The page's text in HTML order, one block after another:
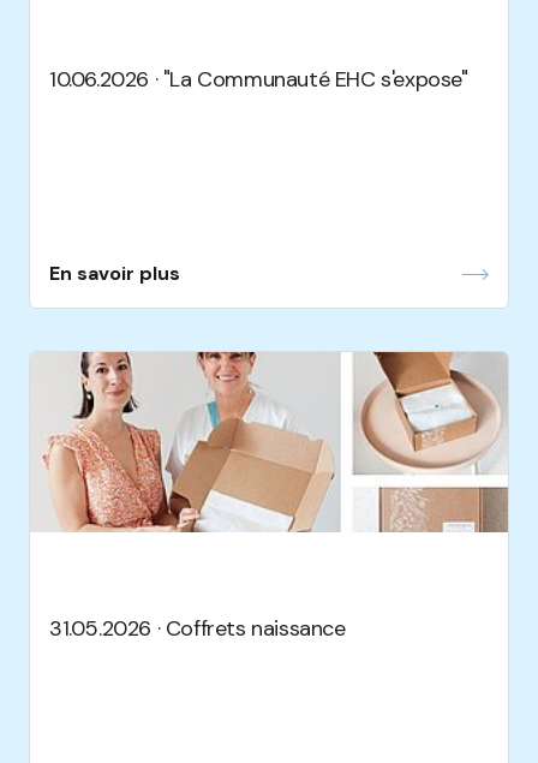
10.06.2026 · "La Communauté EHC s'expose"
En savoir plus
31.05.2026 · Coffrets naissance